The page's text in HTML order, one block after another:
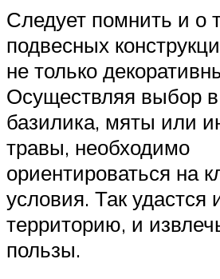
Следует помнить и о
подвесных
не только
Осуществляя выбор
базилика, мяты или
травы, необходимо
ориентироваться на
условия. Так удастся
территорию, и
пользы.